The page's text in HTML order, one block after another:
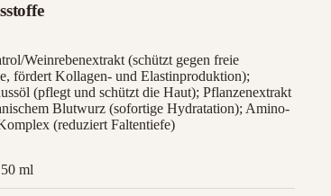
Weinrebenextrakt (schützt gegen freie
fördert Kollagen- und Elastinproduktion);
(pflegt und schützt die Haut); Pflanzenextrakt
Blutwurz (sofortige Hydratation); Amino-
(reduziert Faltentiefe)
50 ml